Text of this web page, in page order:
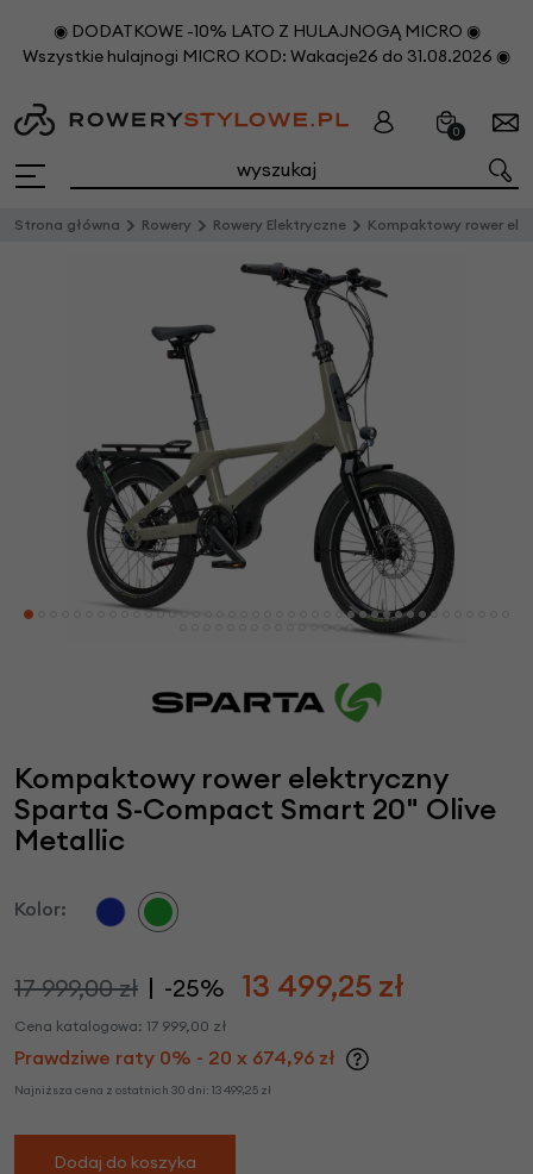
◉ DODATKOWE -10% LATO Z HULAJNOGĄ MICRO ◉
Wszystkie hulajnogi MICRO KOD: Wakacje26 do 31.08.2026 ◉
0
Strona główna Rowery Rowery Elektryczne Kompaktowy rower elektryczny na pasku Sparta S-Compact Smart 500Wh 20" Olive Metallic
Kompaktowy rower elektryczny
Sparta S-Compact Smart 20" Olive
Metallic
Kolor:
17 999,00 zł -25% 13 499,25 zł
Cena katalogowa: 17 999,00 zł
Prawdziwe raty 0% - 20 x 674,96 zł
Najniższa cena z ostatnich 30 dni: 13 499,25 zł
Dodaj do koszyka